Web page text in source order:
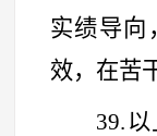
实绩导向
效，在苦
39.